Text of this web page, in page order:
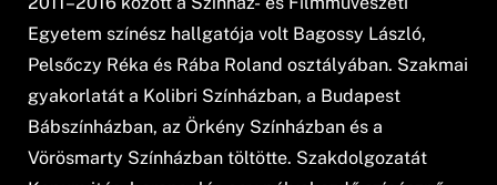
Egyetem színész hallgatója volt Bagossy László,
Pelsőczy Réka és Rába Roland osztályában. Szakmai
gyakorlatát a Kolibri Színházban, a Budapest
Bábszínházban, az Örkény Színházban és a
Vörösmarty Színházban töltötte. Szakdolgozatát